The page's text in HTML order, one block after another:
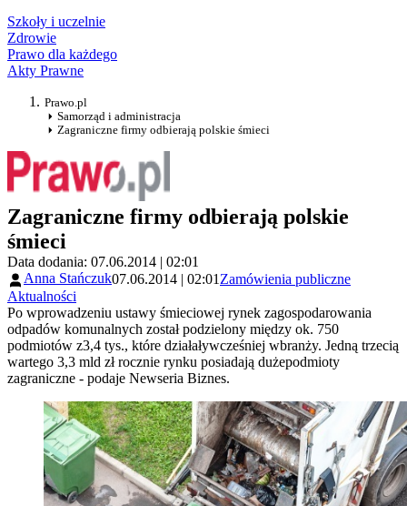
Szkoły i uczelnie
Zdrowie
Prawo dla każdego
Akty Prawne
Prawo.pl
Samorząd i administracja
Zagraniczne firmy odbierają polskie śmieci
Zagraniczne firmy odbierają polskie
śmieci
Data dodania: 07.06.2014 | 02:01
Anna Stańczuk07.06.2014 | 02:01 Zamówienia publiczne
Aktualności
Po wprowadzeniu ustawy śmieciowej rynek zagospodarowania
odpadów komunalnych został podzielony między ok. 750
podmiotów z3,4 tys., które działaływcześniej wbranży. Jedną trzecią
wartego 3,3 mld zł rocznie rynku posiadają dużepodmioty
zagraniczne - podaje Newseria Biznes.